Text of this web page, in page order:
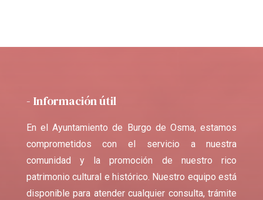
- Información útil
En el Ayuntamiento de Burgo de Osma, estamos
comprometidos con el servicio a nuestra
comunidad y la promoción de nuestro rico
patrimonio cultural e histórico. Nuestro equipo está
disponible para atender cualquier consulta, trámite